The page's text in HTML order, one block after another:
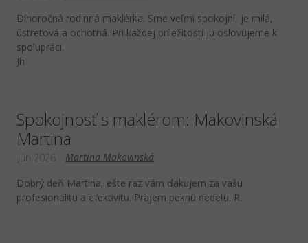
Dlhoročná rodinná maklérka. Sme veľmi spokojní, je milá,
ústretová a ochotná. Pri každej príležitosti ju oslovujeme k
spolupráci.
Jh
Spokojnosť s maklérom: Makovinská
Martina
Martina Makovinská
jún 2026
Dobrý deň Martina, ešte raz vám ďakujem za vašu
profesionalitu a efektivitu. Prajem peknú nedeľu. R.